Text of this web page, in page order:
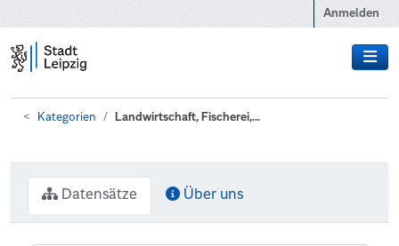
Anmelden
Kategorien Landwirtschaft, Fischerei,...
Datensätze Über uns